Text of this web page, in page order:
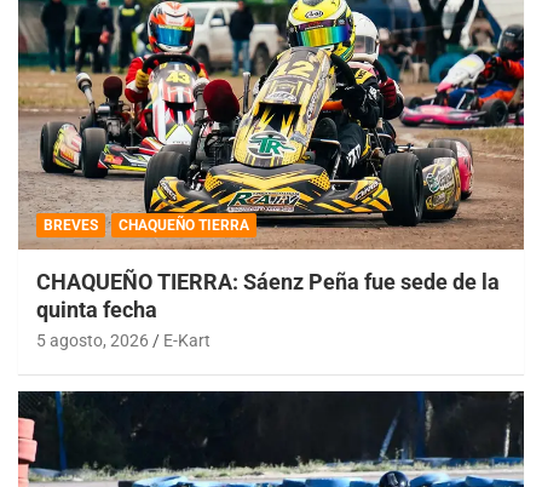
BREVES CHAQUEÑO TIERRA
CHAQUEÑO TIERRA: Sáenz Peña fue sede de la
quinta fecha
5 agosto, 2026 E-Kart